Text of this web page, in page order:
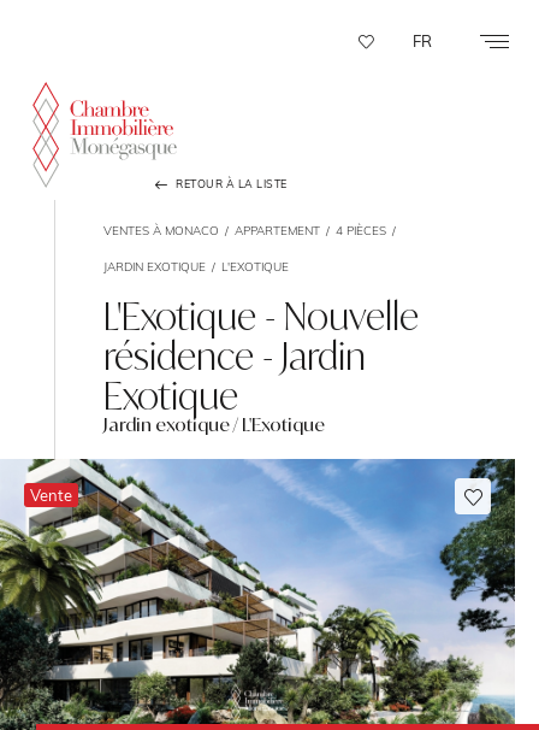
FR
RETOUR À LA LISTE
VENTES À MONACO APPARTEMENT 4 PIÈCES
JARDIN EXOTIQUE L'EXOTIQUE
L'Exotique - Nouvelle
résidence - Jardin
Exotique
Jardin exotique / L'Exotique
Vente